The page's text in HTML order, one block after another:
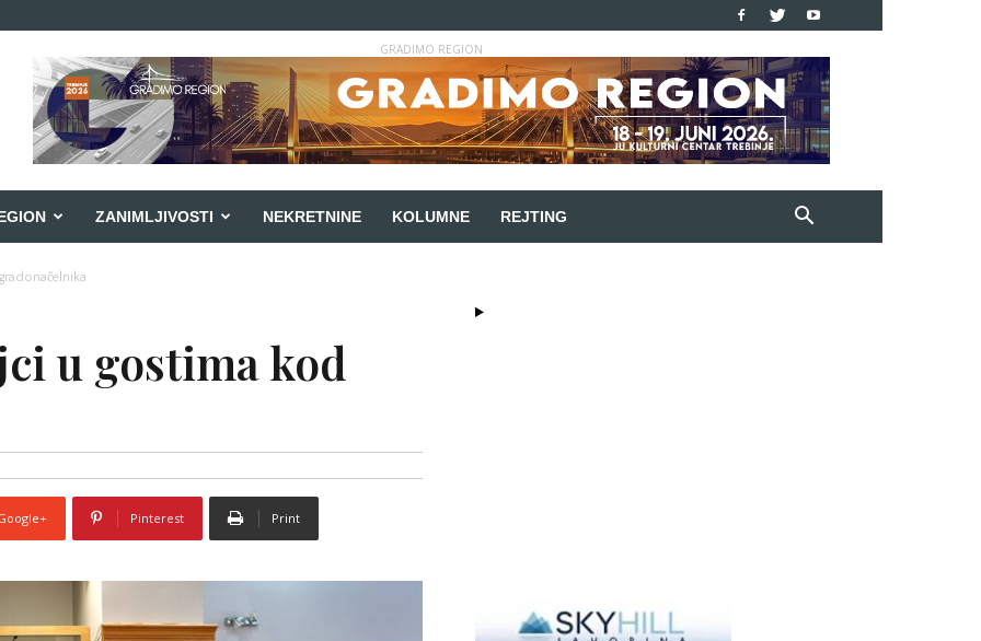
GRADIMO REGION
ZANIMLJIVOSTI NEKRETNINE KOLUMNE REJTING
u gostima kod
Pinterest Print